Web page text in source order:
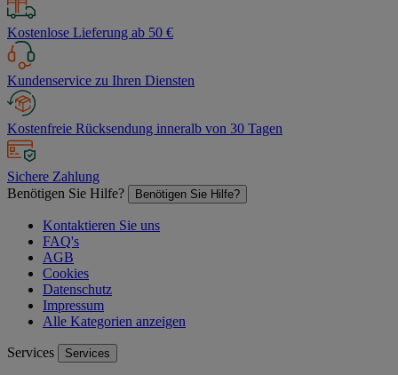
Kostenlose Lieferung ab 50 €
Kundenservice zu Ihren Diensten
Kostenfreie Rücksendung inneralb von 30 Tagen
Sichere Zahlung
Benötigen Sie Hilfe?
Benötigen Sie Hilfe?
Kontaktieren Sie uns
FAQ's
AGB
Cookies
Datenschutz
Impressum
Alle Kategorien anzeigen
Services Services